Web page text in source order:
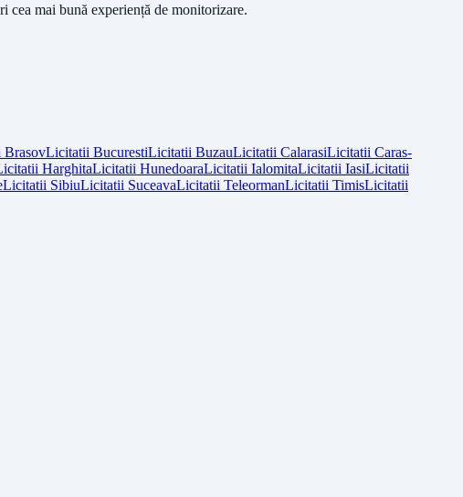
cea mai bună experiență de monitorizare.
BrasovLicitatii BucurestiLicitatii BuzauLicitatii CalarasiLicitatii Caras-
HarghitaLicitatii HunedoaraLicitatii IalomitaLicitatii IasiLicitatii
Licitatii SibiuLicitatii SuceavaLicitatii TeleormanLicitatii TimisLicitatii